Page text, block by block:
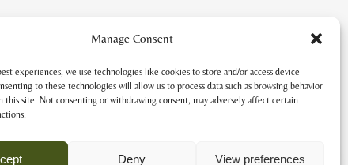
Manage Consent
experiences, we use technologies like cookies to store and/or access device
to these technologies will allow us to process data such as browsing behavior
this site. Not consenting or withdrawing consent, may adversely affect certain
Deny View preferences